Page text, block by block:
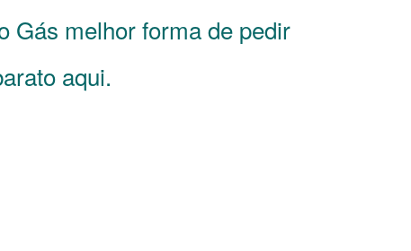
Gás melhor forma de pedir
aqui.